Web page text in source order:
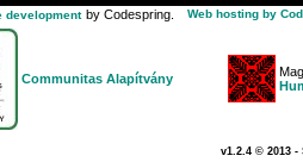
development by Codespring. Web hosting by
Communitas Alapítvány
v1.2.4 © 2013